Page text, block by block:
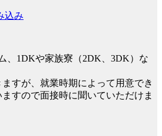
込み
、1DKや家族寮（2DK、3DK）な
すが、就業時期によって用意でき
すので面接時に聞いていただけま